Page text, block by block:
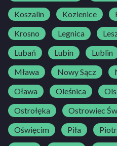
Koszalin
Kozienice
Krosno
Legnica
Lubań
Lubin Lublin
Mława
Nowy Sącz
Oława
Oleśnica
Ostrołęka
Ostrowiec
Oświęcim
Piła